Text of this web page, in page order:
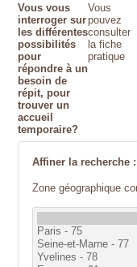
Vous vous
interroger sur
les différentes
possibilités
pour
répondre à un
besoin de
répit, pour
trouver un
accueil
temporaire?
Vous
pouvez
consulter
la fiche
pratique
Affiner la recherche :
Zone géographique